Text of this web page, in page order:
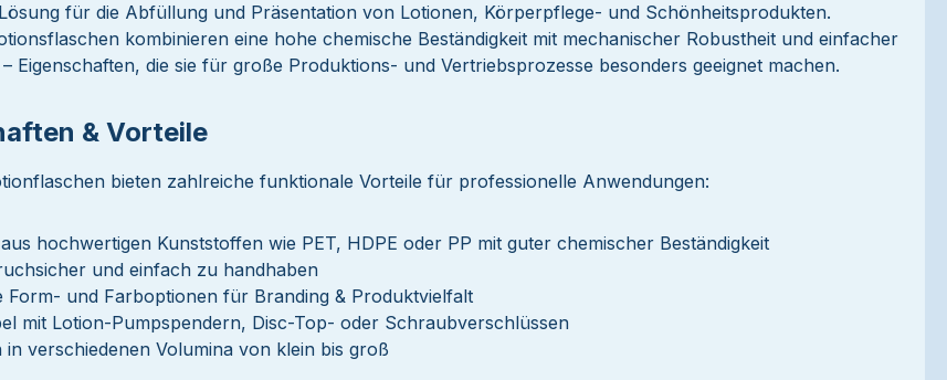
für die Abfüllung und Präsentation von Lotionen, Körperpflege- und Schönheitsprodukten.
kombinieren eine hohe chemische Beständigkeit mit mechanischer Robustheit und einfacher
Eigenschaften, die sie für große Produktions- und Vertriebsprozesse besonders geeignet machen.
& Vorteile
bieten zahlreiche funktionale Vorteile für professionelle Anwendungen:
hochwertigen Kunststoffen wie PET, HDPE oder PP mit guter chemischer Beständigkeit
und einfach zu handhaben
Form- und Farboptionen für Branding & Produktvielfalt
mit Lotion-Pumpspendern, Disc-Top- oder Schraubverschlüssen
in verschiedenen Volumina von klein bis groß